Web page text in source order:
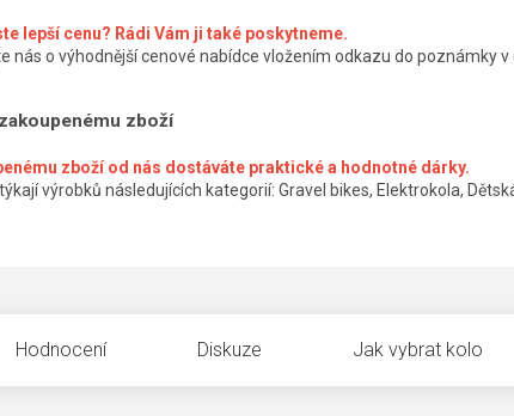
lepší cenu? Rádi Vám ji také poskytneme.
nás o výhodnější cenové nabídce vložením odkazu do poznámky
zboží
zboží od nás dostáváte praktické a hodnotné dárky.
výrobků následujících kategorií: Gravel bikes, Elektrokola,
Hodnocení Diskuze Jak vybrat kolo